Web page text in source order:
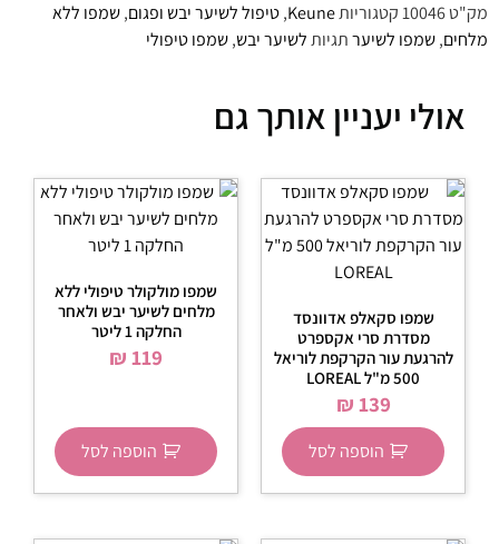
מק"ט10046קטגוריותKeune
,טיפול לשיער יבש ופגום,שמפו ללא
מלחים,שמפו לשיערתגיותלשיער יבש,שמפו טיפולי
אולי יעניין אותך גם
שמפו סקאלפ אדוונסד
מסדרת סרי אקספרט
להרגעת עור הקרקפת לוריאל
500 מ"ל LOREAL
₪139
הוספה לסל
שמפו מולקולר טיפולי ללא
מלחים לשיער יבש ולאחר
החלקה 1 ליטר
₪119
הוספה לסל